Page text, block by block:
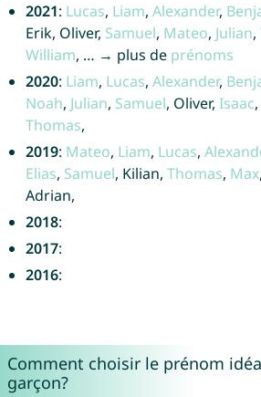
2021: Lucas, Liam, Alexander,
Erik, Oliver, Samuel, Mateo, Julian,
William, … → plus de prénoms
2020: Liam, Lucas, Alexander,
Noah, Julian, Samuel, Oliver, Isaac
Thomas,
2019: Mateo, Liam, Lucas,
Elias, Samuel, Kilian, Thomas, Max
Adrian,
2018:
2017:
2016:
Comment choisir le prénom
garçon?